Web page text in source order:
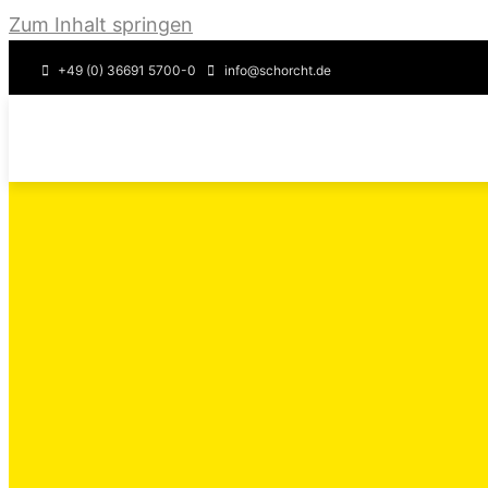
Zum Inhalt springen
+49 (0) 36691 5700-0 info@schorcht.de